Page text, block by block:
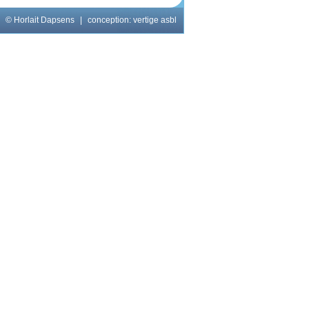
© Horlait Dapsens conception: vertige asbl